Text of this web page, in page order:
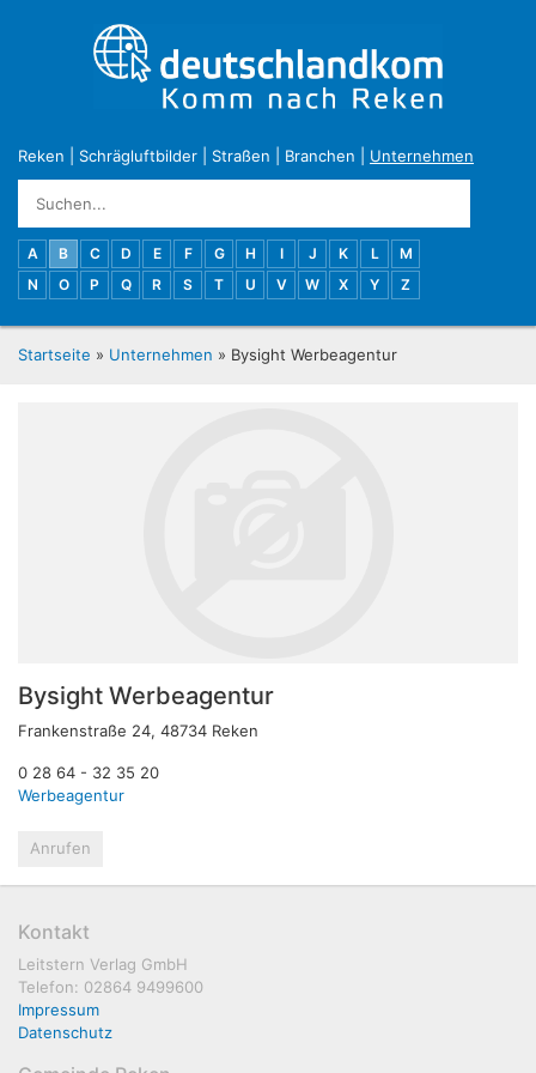
Reken Schrägluftbilder Straßen Branchen Unternehmen
A B C D E F G H I J K L
M
N
O P Q R S T U V W X Y Z
Startseite » Unternehmen » Bysight Werbeagentur
Bysight Werbeagentur
Frankenstraße 24, 48734 Reken
0 28 64 - 32 35 20
Werbeagentur
Anrufen
Kontakt
Leitstern Verlag GmbH
Telefon: 02864 9499600
Impressum
Datenschutz